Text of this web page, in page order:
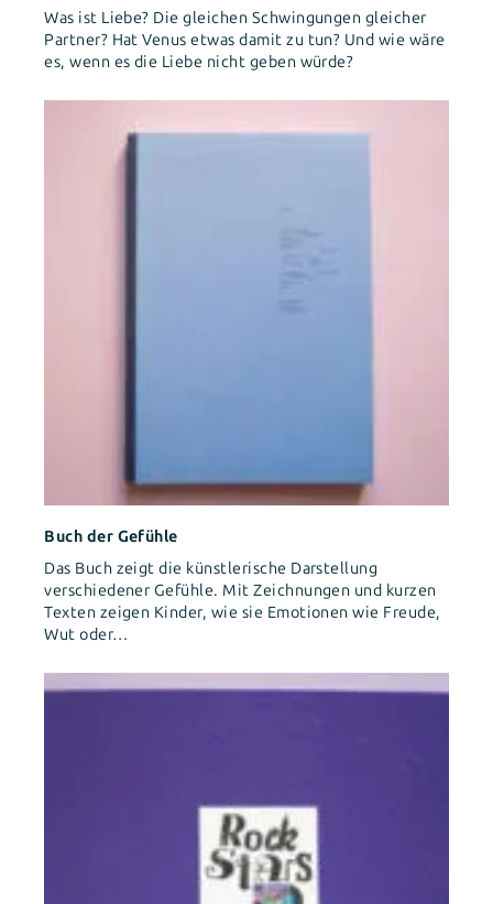
Was ist Liebe? Die gleichen Schwingungen gleicher
Partner? Hat Venus etwas damit zu tun? Und wie wäre
es, wenn es die Liebe nicht geben würde?
Buch der Gefühle
Das Buch zeigt die künstlerische Darstellung
verschiedener Gefühle. Mit Zeichnungen und kurzen
Texten zeigen Kinder, wie sie Emotionen wie Freude,
Wut oder…